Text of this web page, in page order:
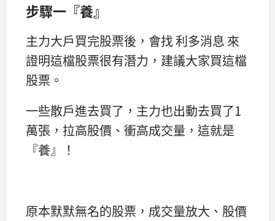
步驟一『養』
主力大戶買完股票後，會找 利多消息 來
證明這檔股票很有潛力，建議大家買這檔
股票。
一些散戶進去買了，主力也出動去買了1
萬張，拉高股價、衝高成交量，這就是
『養』！
原本默默無名的股票，成交量放大、股價